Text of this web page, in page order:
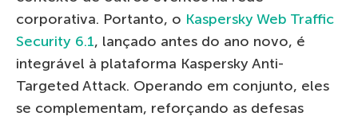
corporativa. Portanto, o Kaspersky Web Traffic
Security 6.1, lançado antes do ano novo, é
integrável à plataforma Kaspersky Anti-
Targeted Attack. Operando em conjunto, eles
se complementam, reforçando as defesas